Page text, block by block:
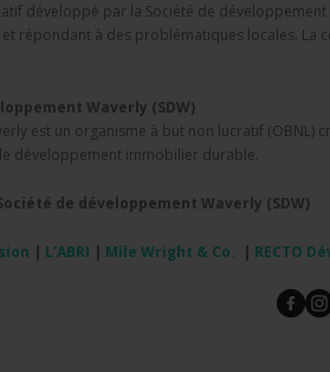
développé par la Société de
répondant à des problématiques locales. La
Waverly (SDW)
est un organisme à but non lucratif
le développement immobilier durable.
de développement Waverly (SDW)
| L’ABRI | Mile Wright & Co. | RECTO